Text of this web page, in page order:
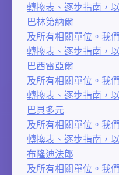
轉換表、逐步指南，
巴林第納爾
及所有相關單位。我
轉換表、逐步指南，
巴西雷亞爾
及所有相關單位。我
轉換表、逐步指南，
巴貝多元
及所有相關單位。我
轉換表、逐步指南，
布隆迪法郎
及所有相關單位。我